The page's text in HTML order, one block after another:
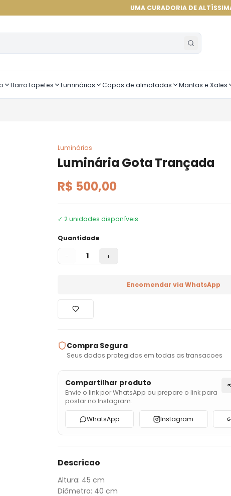
UMA CURADORIA DE ALTÍSSIMA
BarroTapetes Luminárias Capas de almofadas Mantas e Xales
Luminárias
Luminária Gota Trançada
R$ 500,00
✓ 2unidades disponíveis
Quantidade
- 1 +
Encomendar via WhatsApp
Compra Segura
Seus dados protegidos em todas as transacoes
Compartilhar produto
Envie o link por WhatsApp ou prepare o link para
postar no Instagram.
WhatsApp Instagram
Descricao
Altura: 45 cm
Diâmetro: 40 cm